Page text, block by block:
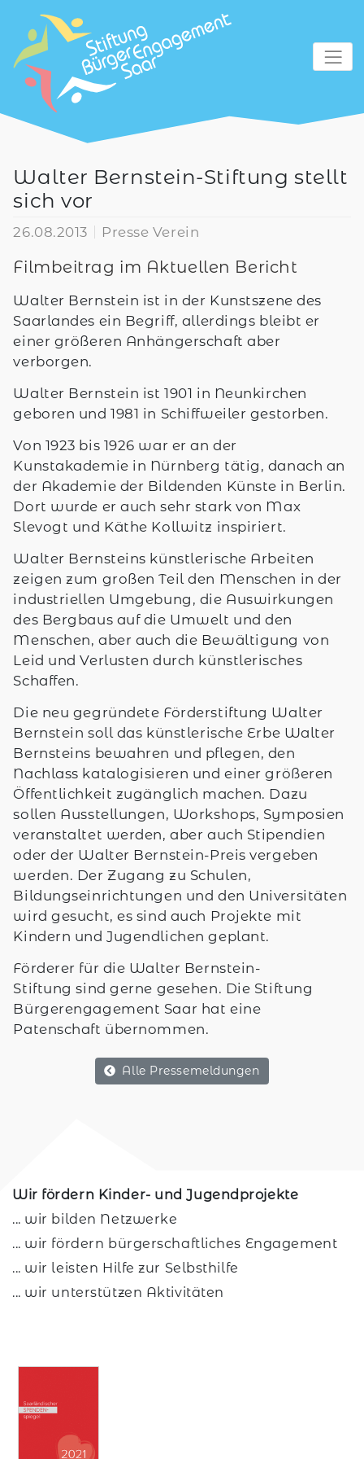
zum Inhalt
Walter Bernstein-Stiftung stellt
sich vor
26.08.2013 Presse Verein
Filmbeitrag im Aktuellen Bericht
Walter Bernstein ist in der Kunstszene des
Saarlandes ein Begriff, allerdings bleibt er
einer größeren Anhängerschaft aber
verborgen.
Walter Bernstein ist 1901 in Neunkirchen
geboren und 1981 in Schiffweiler gestorben.
Von 1923 bis 1926 war er an der
Kunstakademie in Nürnberg tätig, danach an
der Akademie der Bildenden Künste in Berlin.
Dort wurde er auch sehr stark von Max
Slevogt und Käthe Kollwitz inspiriert.
Walter Bernsteins künstlerische Arbeiten
zeigen zum großen Teil den Menschen in der
industriellen Umgebung, die Auswirkungen
des Bergbaus auf die Umwelt und den
Menschen, aber auch die Bewältigung von
Leid und Verlusten durch künstlerisches
Schaffen.
Die neu gegründete Förderstiftung Walter
Bernstein soll das künstlerische Erbe Walter
Bernsteins bewahren und pflegen, den
Nachlass katalogisieren und einer größeren
Öffentlichkeit zugänglich machen. Dazu
sollen Ausstellungen, Workshops, Symposien
veranstaltet werden, aber auch Stipendien
oder der Walter Bernstein-Preis vergeben
werden. Der Zugang zu Schulen,
Bildungseinrichtungen und den Universitäten
wird gesucht, es sind auch Projekte mit
Kindern und Jugendlichen geplant.
Förderer für die Walter Bernstein-
Stiftung sind gerne gesehen. Die Stiftung
Bürgerengagement Saar hat eine
Patenschaft übernommen.
Alle Pressemeldungen
Wir fördern Kinder- und Jugendprojekte
... wir bilden Netzwerke
... wir fördern bürgerschaftliches Engagement
... wir leisten Hilfe zur Selbsthilfe
... wir unterstützen Aktivitäten